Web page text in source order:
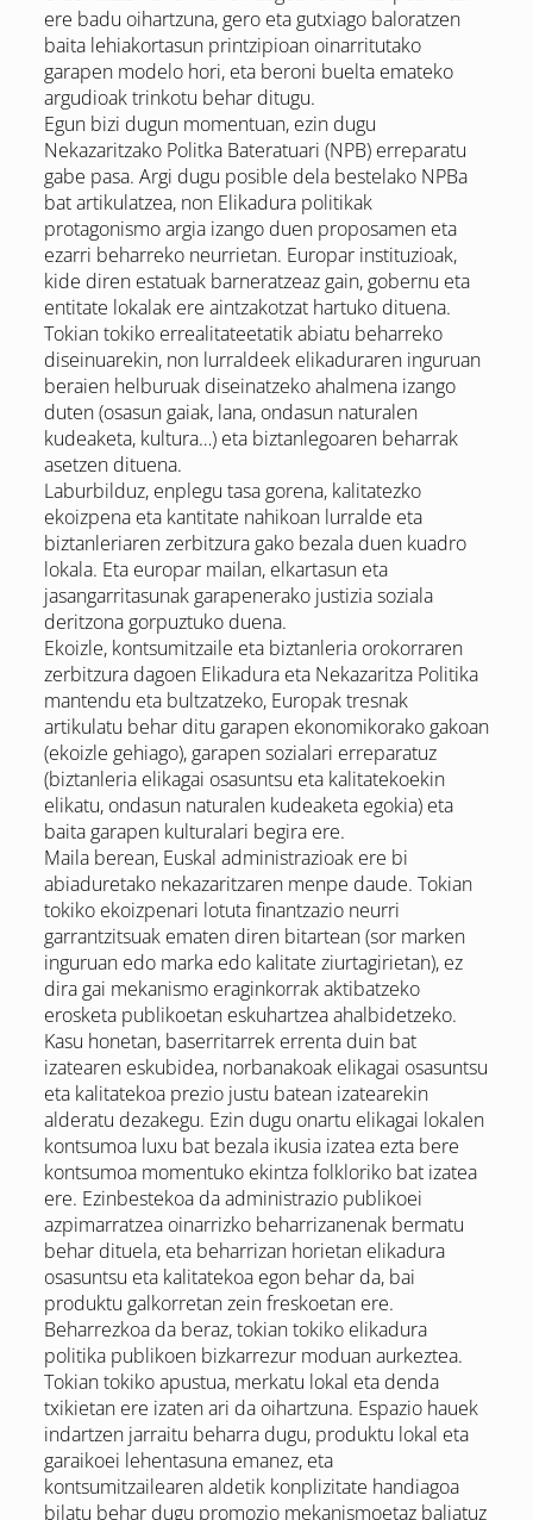
ere badu oihartzuna, gero eta gutxiago baloratzen
baita lehiakortasun printzipioan oinarritutako
garapen modelo hori, eta beroni buelta emateko
argudioak trinkotu behar ditugu.
Egun bizi dugun momentuan, ezin dugu
Nekazaritzako Politka Bateratuari (NPB) erreparatu
gabe pasa. Argi dugu posible dela bestelako NPBa
bat artikulatzea, non Elikadura politikak
protagonismo argia izango duen proposamen eta
ezarri beharreko neurrietan. Europar instituzioak,
kide diren estatuak barneratzeaz gain, gobernu eta
entitate lokalak ere aintzakotzat hartuko dituena.
Tokian tokiko errealitateetatik abiatu beharreko
diseinuarekin, non lurraldeek elikaduraren inguruan
beraien helburuak diseinatzeko ahalmena izango
duten (osasun gaiak, lana, ondasun naturalen
kudeaketa, kultura…) eta biztanlegoaren beharrak
asetzen dituena.
Laburbilduz, enplegu tasa gorena, kalitatezko
ekoizpena eta kantitate nahikoan lurralde eta
biztanleriaren zerbitzura gako bezala duen kuadro
lokala. Eta europar mailan, elkartasun eta
jasangarritasunak garapenerako justizia soziala
deritzona gorpuztuko duena.
Ekoizle, kontsumitzaile eta biztanleria orokorraren
zerbitzura dagoen Elikadura eta Nekazaritza Politika
mantendu eta bultzatzeko, Europak tresnak
artikulatu behar ditu garapen ekonomikorako gakoan
(ekoizle gehiago), garapen sozialari erreparatuz
(biztanleria elikagai osasuntsu eta kalitatekoekin
elikatu, ondasun naturalen kudeaketa egokia) eta
baita garapen kulturalari begira ere.
Maila berean, Euskal administrazioak ere bi
abiaduretako nekazaritzaren menpe daude. Tokian
tokiko ekoizpenari lotuta finantzazio neurri
garrantzitsuak ematen diren bitartean (sor marken
inguruan edo marka edo kalitate ziurtagirietan), ez
dira gai mekanismo eraginkorrak aktibatzeko
erosketa publikoetan eskuhartzea ahalbidetzeko.
Kasu honetan, baserritarrek errenta duin bat
izatearen eskubidea, norbanakoak elikagai osasuntsu
eta kalitatekoa prezio justu batean izatearekin
alderatu dezakegu. Ezin dugu onartu elikagai lokalen
kontsumoa luxu bat bezala ikusia izatea ezta bere
kontsumoa momentuko ekintza folkloriko bat izatea
ere. Ezinbestekoa da administrazio publikoei
azpimarratzea oinarrizko beharrizanenak bermatu
behar dituela, eta beharrizan horietan elikadura
osasuntsu eta kalitatekoa egon behar da, bai
produktu galkorretan zein freskoetan ere.
Beharrezkoa da beraz, tokian tokiko elikadura
politika publikoen bizkarrezur moduan aurkeztea.
Tokian tokiko apustua, merkatu lokal eta denda
txikietan ere izaten ari da oihartzuna. Espazio hauek
indartzen jarraitu beharra dugu, produktu lokal eta
garaikoei lehentasuna emanez, eta
kontsumitzailearen aldetik konplizitate handiagoa
bilatu behar dugu promozio mekanismoetaz baliatuz